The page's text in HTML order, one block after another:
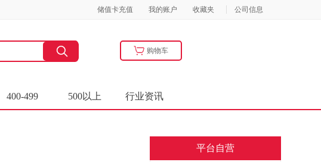
储值卡充值 我的账户 收藏夹 公司信息
购物车
400-499 500以上 行业资讯
平台自营